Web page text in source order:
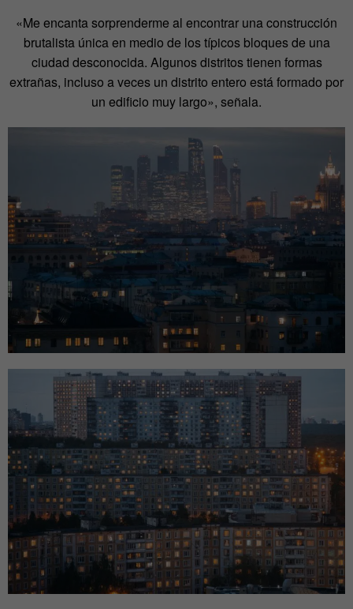
«Me encanta sorprenderme al encontrar una construcción
brutalista única en medio de los típicos bloques de una
ciudad desconocida. Algunos distritos tienen formas
extrañas, incluso a veces un distrito entero está formado por
un edificio muy largo», señala.